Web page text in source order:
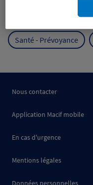
Protection des océans
Santé - Prévoyance
Nous contacter
Application Macif mobile
En cas d'urgence
Mentions légales
Données personnelles